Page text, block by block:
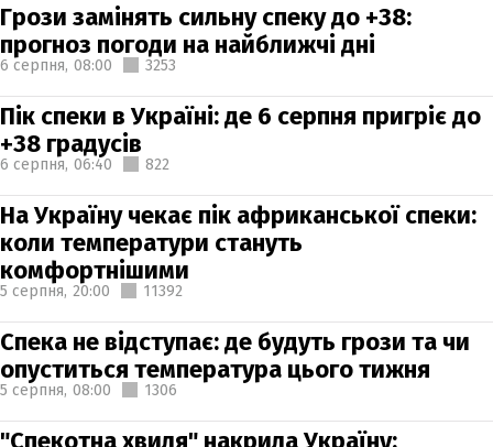
Грози замінять сильну спеку до +38:
прогноз погоди на найближчі дні
6 серпня, 08:00 3253
Пік спеки в Україні: де 6 серпня пригріє до
+38 градусів
6 серпня, 06:40 822
На Україну чекає пік африканської спеки:
коли температури стануть
комфортнішими
5 серпня, 20:00 11392
Спека не відступає: де будуть грози та чи
опуститься температура цього тижня
5 серпня, 08:00 1306
"Спекотна хвиля" накрила Україну: